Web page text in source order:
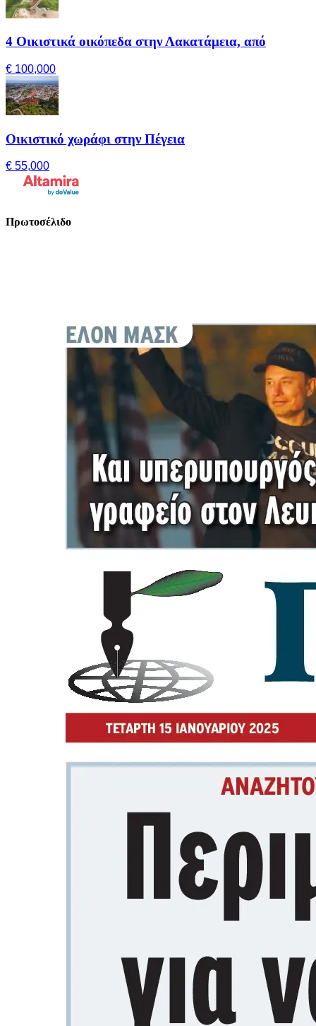
4 Οικιστικά οικόπεδα στην Λακατάμεια, από
€ 100,000
Οικιστικό χωράφι στην Πέγεια
€ 55,000
Πρωτοσέλιδο